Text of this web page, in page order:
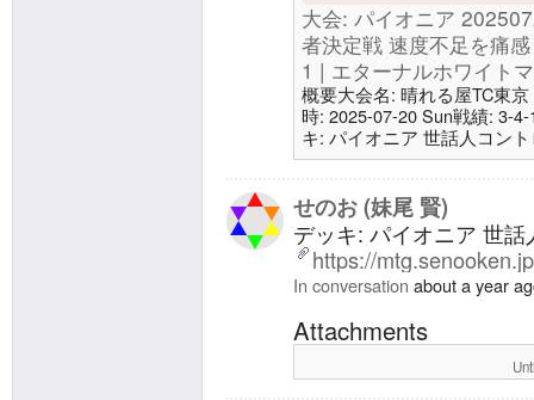
大会: パイオニア
者決定戦 速度不足を痛
1 | エターナルホワイト
概要大会名: 晴れる屋TC東
時: 2025-07-20 Sun戦績: 3-
キ: パイオニア 世話人コン
ジック/Eternal White Magic
た3-5 | エターナルホワイト
せのお (妹尾 賢)
デッキ: パイオニア 世
https://
In conversation about a year
Attachments